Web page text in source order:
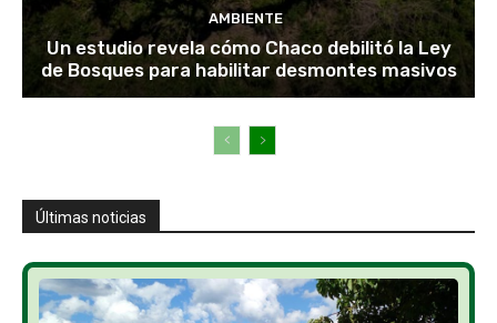
AMBIENTE
Un estudio revela cómo Chaco debilitó la Ley
de Bosques para habilitar desmontes masivos
Últimas noticias